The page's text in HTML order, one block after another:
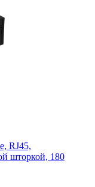
RJ45,
шторкой, 180